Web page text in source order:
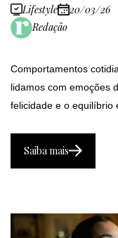
Lifestyle
20/03/26
Redação
Comportamentos
lidamos com emoções
felicidade e o equilíbrio
Saiba mais